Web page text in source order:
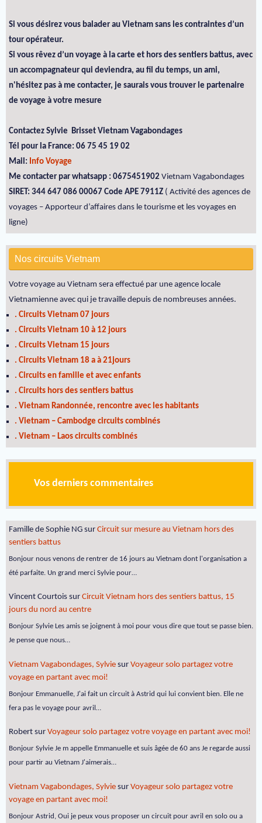
Si vous désirez vous balader au Vietnam sans les contraintes d’un
tour opérateur.
Si vous rêvez d’un voyage à la carte et hors des sentiers battus, avec
un accompagnateur qui deviendra, au fil du temps, un ami,
n'hésitez pas à me contacter, je saurais vous trouver le partenaire
de voyage à votre mesure
Contactez Sylvie Brisset Vietnam Vagabondages
Tél pour la France: 06 75 45 19 02
Mail: Info Voyage
Me contacter par whatsapp : 0675451902 Vietnam Vagabondages
SIRET: 344 647 086 00067 Code APE 7911Z ( Activité des agences de
voyages – Apporteur d’affaires dans le tourisme et les voyages en
ligne)
Nos circuits Vietnam
Votre voyage au Vietnam sera effectué par une agence locale
Vietnamienne avec qui je travaille depuis de nombreuses années.
. Circuits Vietnam 07 jours
. Circuits Vietnam 10 à 12 jours
. Circuits Vietnam 15 jours
. Circuits Vietnam 18 a à 21jours
. Circuits en famille et avec enfants
. Circuits hors des sentiers battus
. Vietnam Randonnée, rencontre avec les habitants
. Vietnam – Cambodge circuits combinés
. Vietnam – Laos circuits combinés
Vos derniers commentaires
Famille de Sophie NG sur Circuit sur mesure au Vietnam hors des
sentiers battus
Bonjour nous venons de rentrer de 16 jours au Vietnam dont l'organisation a
été parfaite. Un grand merci Sylvie pour…
Vincent Courtois sur Circuit Vietnam hors des sentiers battus, 15
jours du nord au centre
Bonjour Sylvie Les amis se joignent à moi pour vous dire que tout se passe bien.
Je pense que nous…
Vietnam Vagabondages, Sylvie sur Voyageur solo partagez votre
voyage en partant avec moi!
Bonjour Emmanuelle, J'ai fait un circuit à Astrid qui lui convient bien. Elle ne
fera pas le voyage pour avril…
Robert sur Voyageur solo partagez votre voyage en partant avec moi!
Bonjour Sylvie Je m appelle Emmanuelle et suis âgée de 60 ans Je regarde aussi
pour partir au Vietnam J'aimerais…
Vietnam Vagabondages, Sylvie sur Voyageur solo partagez votre
voyage en partant avec moi!
Bonjour Astrid, Oui je peux vous proposer un circuit pour avril en solo ou a